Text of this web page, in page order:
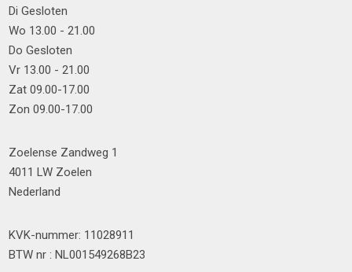
Di Gesloten
Wo 13.00 - 21.00
Do Gesloten
Vr 13.00 - 21.00
Zat 09.00-17.00
Zon 09.00-17.00
Zoelense Zandweg 1
4011 LW Zoelen
Nederland
KVK-nummer: 11028911
BTW nr : NL001549268B23